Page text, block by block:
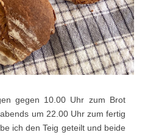
gegen 10.00 Uhr zum Brot
um 22.00 Uhr zum fertig
ich den Teig geteilt und beide